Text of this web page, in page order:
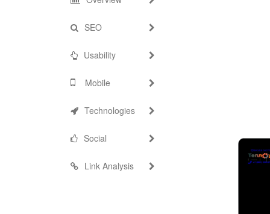
SEO
Usability
Mobile
Technologies
Social
Link Analysis